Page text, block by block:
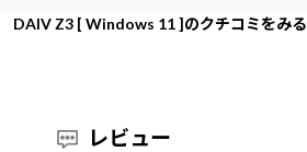
DAIV Z3 [ Windows 11 ]のクチコミをみる
レビュー